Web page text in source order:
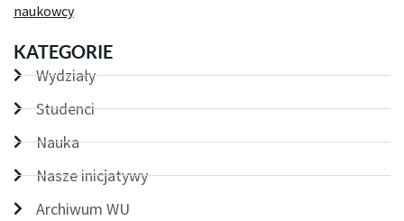
naukowcy
KATEGORIE
Wydziały
Studenci
Nauka
Nasze inicjatywy
Archiwum WU